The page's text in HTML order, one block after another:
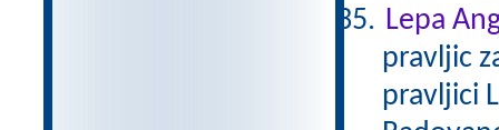
Lepa
pravljic
pravljici